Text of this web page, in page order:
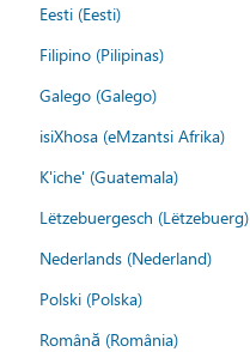
Eesti (Eesti)
Filipino (Pilipinas)
Galego (Galego)
isiXhosa (eMzantsi Afrika)
K'iche' (Guatemala)
Lëtzebuergesch (Lëtzebuerg)
Nederlands (Nederland)
Polski (Polska)
Română (România)